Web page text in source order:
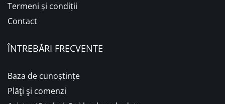
Termeni și condiții
Contact
ÎNTREBĂRI FRECVENTE
Baza de cunoștințe
Plăţi şi comenzi